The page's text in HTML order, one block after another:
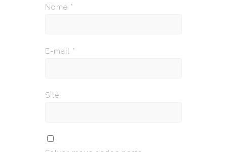
Nome *
E-mail *
Site